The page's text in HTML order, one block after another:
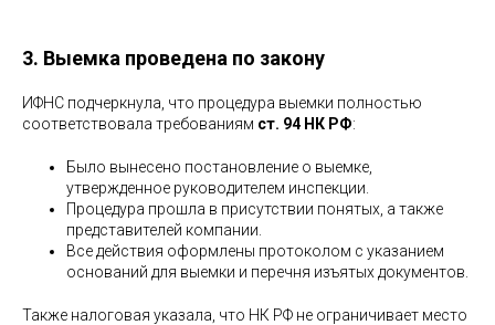
3. Выемка проведена по закону
ИФНС подчеркнула, что процедура выемки полностью
соответствовала требованиям ст. 94 НК РФ:
Было вынесено постановление о выемке,
утвержденное руководителем инспекции.
Процедура прошла в присутствии понятых, а также
представителей компании.
Все действия оформлены протоколом с указанием
оснований для выемки и перечня изъятых документов.
Также налоговая указала, что НК РФ не ограничивает место